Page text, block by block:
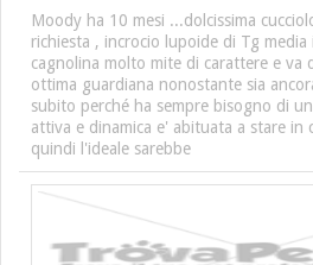
Moody ha 10 mesi ...dolcissima
richiesta , incrocio lupoide di Tg
cagnolina molto mite di carattere e va
ottima guardiana nonostante sia
subito perché ha sempre bisogno di
attiva e dinamica e' abituata a stare in
quindi l'ideale sarebbe